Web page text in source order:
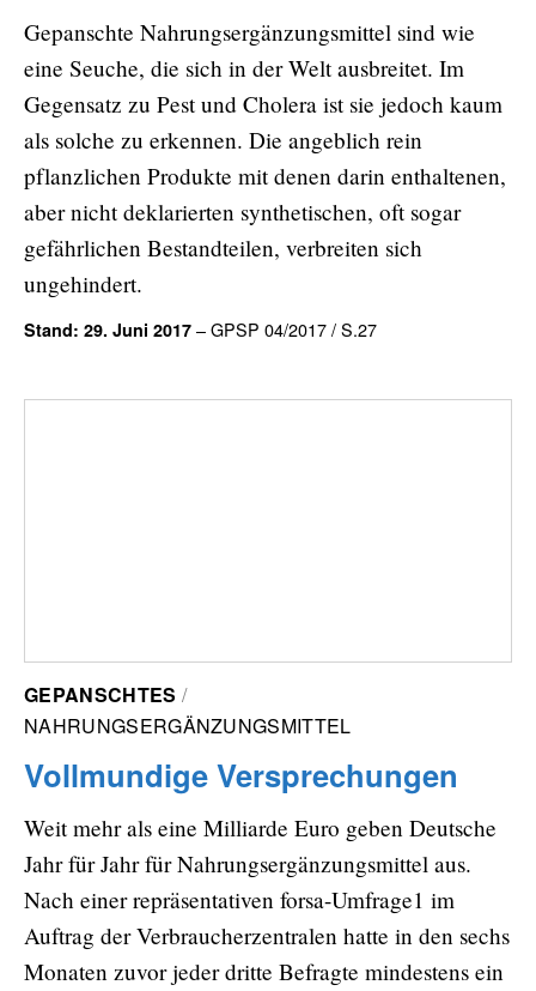
Gepanschte Nahrungsergänzungsmittel sind wie
eine Seuche, die sich in der Welt ausbreitet. Im
Gegensatz zu Pest und Cholera ist sie jedoch kaum
als solche zu erkennen. Die angeblich rein
pflanzlichen Produkte mit denen darin enthaltenen,
aber nicht deklarierten synthetischen, oft sogar
gefährlichen Bestandteilen, verbreiten sich
ungehindert.
Stand: 29. Juni 2017 – GPSP 04/2017 / S.27
GEPANSCHTES
NAHRUNGSERGÄNZUNGSMITTEL
Vollmundige Versprechungen
Weit mehr als eine Milliarde Euro geben Deutsche
Jahr für Jahr für Nahrungsergänzungsmittel aus.
Nach einer repräsentativen forsa-Umfrage1 im
Auftrag der Verbraucherzentralen hatte in den sechs
Monaten zuvor jeder dritte Befragte mindestens ein